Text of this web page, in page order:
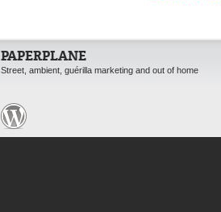
PAPERPLANE
Street, ambient, guérilla marketing and out of home